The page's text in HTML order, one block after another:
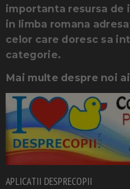
importanta resursa de
in limba romana
celor care doresc sa
categorie.
Mai multe despre noi
APLICATII DESPRECOPII